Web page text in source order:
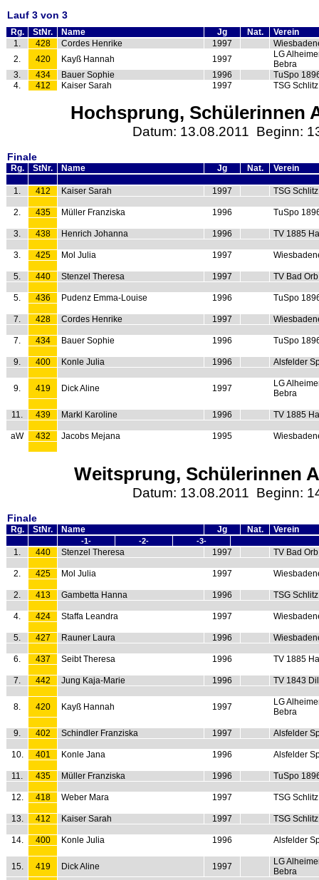
Lauf 3 von 3
Rg. StNr. Name Jg Nat.
Verein
1.
428 Cordes Henrike 1997
2.
420 Kayß Hannah 1997
LG
Bebra
3.
434 Bauer Sophie 1996
TuSpo
4.
412 Kaiser Sarah 1997 TSG Schlitz
Hochsprung, Schülerinnen
Datum: 13.08.2011 Beginn:
Finale
Rg. StNr. Name Jg Nat. Verein
1. 412 Kaiser Sarah 1997 TSG Schlitz
2. 435 Müller Franziska 1996 TuSpo
3. 438 Henrich Johanna 1996 TV 1885
3. 425 Mol Julia 1997
5. 440 Stenzel Theresa 1997 TV Bad
5. 436 Pudenz Emma-Louise 1996 TuSpo
7. 428 Cordes Henrike 1997
7. 434 Bauer Sophie 1996 TuSpo
9. 400 Konle Julia 1996 Alsfelder
9. 419 Dick Aline 1997
LG
Bebra
11. 439 Markl Karoline 1996 TV 1885
aW 432 Jacobs Mejana 1995
Weitsprung, Schülerinnen
Datum: 13.08.2011 Beginn:
Finale
Rg. StNr. Name Jg Nat. Verein
-1- -2- -3-
1. 440 Stenzel Theresa 1997 TV Bad
2. 425 Mol Julia 1997
2. 413 Gambetta Hanna 1996 TSG Schlitz
4. 424 Staffa Leandra 1997
5. 427 Rauner Laura 1996
6. 437 Seibt Theresa 1996 TV 1885
7. 442 Jung Kaja-Marie 1996 TV 1843
8. 420 Kayß Hannah 1997
LG
Bebra
9. 402 Schindler Franziska 1997 Alsfelder
10. 401 Konle Jana 1996 Alsfelder
11. 435 Müller Franziska 1996 TuSpo
12. 418 Weber Mara 1997 TSG Schlitz
13. 412 Kaiser Sarah 1997 TSG Schlitz
14. 400 Konle Julia 1996 Alsfelder
15. 419 Dick Aline 1997
LG
Bebra